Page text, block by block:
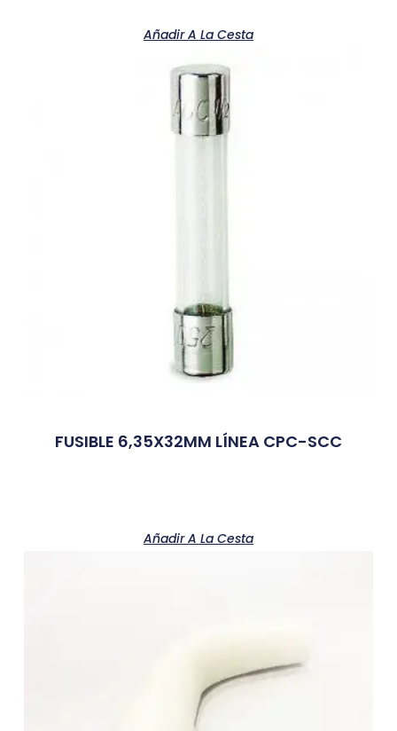
Añadir A La Cesta
FUSIBLE 6,35X32MM LÍNEA CPC-SCC
Añadir A La Cesta